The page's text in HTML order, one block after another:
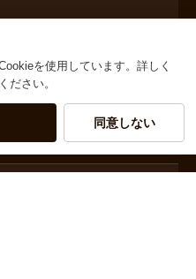
AIの利用指針
ださい。